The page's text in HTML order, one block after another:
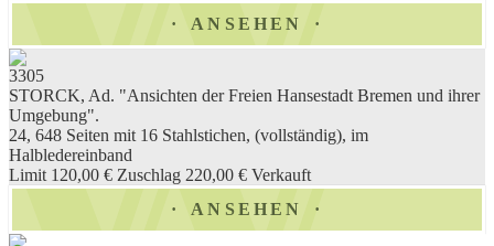
ANSEHEN
3305
STORCK, Ad. "Ansichten der Freien Hansestadt Bremen und ihrer
Umgebung".
24, 648 Seiten mit 16 Stahlstichen, (vollständig), im
Halbledereinband
Limit 120,00 € Zuschlag 220,00 € Verkauft
ANSEHEN